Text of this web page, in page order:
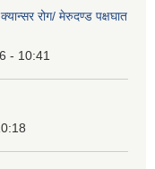
रोग/ मेरुदण्ड पक्षघात
- 10:41